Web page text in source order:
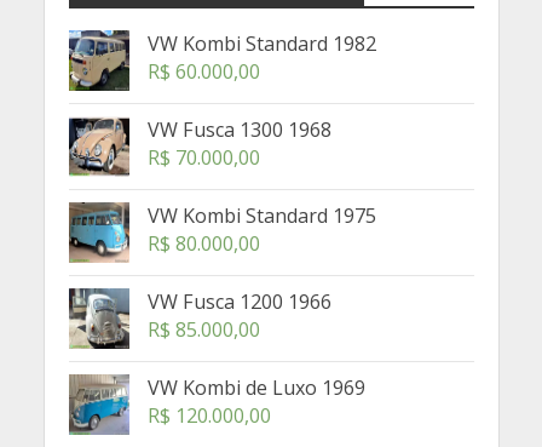
VW Kombi Standard 1982
R$ 60.000,00
VW Fusca 1300 1968
R$ 70.000,00
VW Kombi Standard 1975
R$ 80.000,00
VW Fusca 1200 1966
R$ 85.000,00
VW Kombi de Luxo 1969
R$ 120.000,00